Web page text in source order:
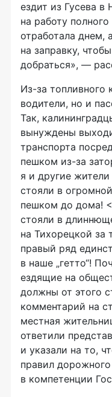
ездит из Гусева в
на работу
отработала днем,
на заправку,
добраться», —
Из-за топливного
водители, но и
Так,
вынуждены
транспорта
пешком из-за
я и другие жители
стояли в
пешком до дома!
стояли в
на Тихорецкой за
правый ряд
в наше „гетто“!
ездящие на
должны от этого
комментарий на
местная
ответили
и указали на то,
правил
в компетенции